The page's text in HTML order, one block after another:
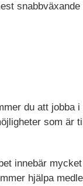
du att jobba
som är
innebär
hjälpa